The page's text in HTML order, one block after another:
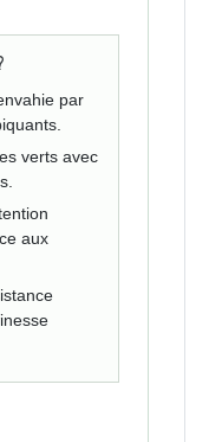
par
verts avec
aux